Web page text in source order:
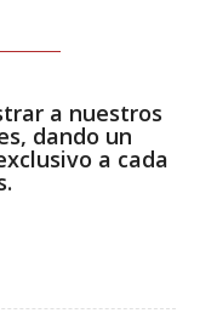
a nuestros
dando un
a cada